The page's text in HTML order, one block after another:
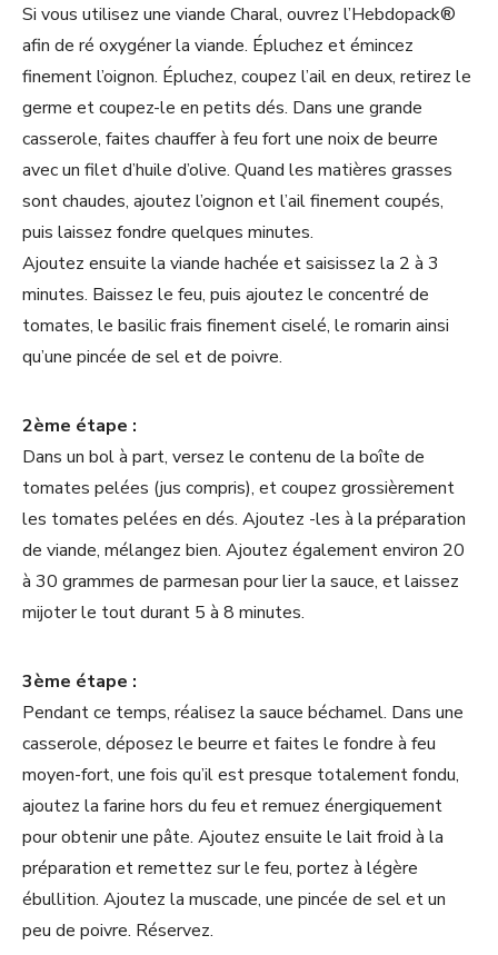
Si vous utilisez une viande Charal, ouvrez l’Hebdopack®
afin de ré oxygéner la viande. Épluchez et émincez
finement l’oignon. Épluchez, coupez l’ail en deux, retirez le
germe et coupez-le en petits dés. Dans une grande
casserole, faites chauffer à feu fort une noix de beurre
avec un filet d’huile d’olive. Quand les matières grasses
sont chaudes, ajoutez l’oignon et l’ail finement coupés,
puis laissez fondre quelques minutes.
Ajoutez ensuite la viande hachée et saisissez la 2 à 3
minutes. Baissez le feu, puis ajoutez le concentré de
tomates, le basilic frais finement ciselé, le romarin ainsi
qu’une pincée de sel et de poivre.
2ème étape :
Dans un bol à part, versez le contenu de la boîte de
tomates pelées (jus compris), et coupez grossièrement
les tomates pelées en dés. Ajoutez -les à la préparation
de viande, mélangez bien. Ajoutez également environ 20
à 30 grammes de parmesan pour lier la sauce, et laissez
mijoter le tout durant 5 à 8 minutes.
3ème étape :
Pendant ce temps, réalisez la sauce béchamel. Dans une
casserole, déposez le beurre et faites le fondre à feu
moyen-fort, une fois qu’il est presque totalement fondu,
ajoutez la farine hors du feu et remuez énergiquement
pour obtenir une pâte. Ajoutez ensuite le lait froid à la
préparation et remettez sur le feu, portez à légère
ébullition. Ajoutez la muscade, une pincée de sel et un
peu de poivre. Réservez.